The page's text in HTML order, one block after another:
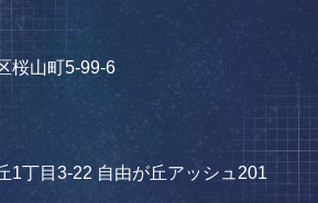
桜山町5-99-6
1丁目3-22 自由が丘アッシュ201